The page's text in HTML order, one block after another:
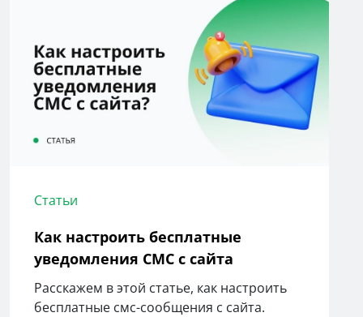
Статьи
Как настроить бесплатные
уведомления СМС с сайта
Расскажем в этой статье, как настроить
бесплатные смс-сообщения с сайта.